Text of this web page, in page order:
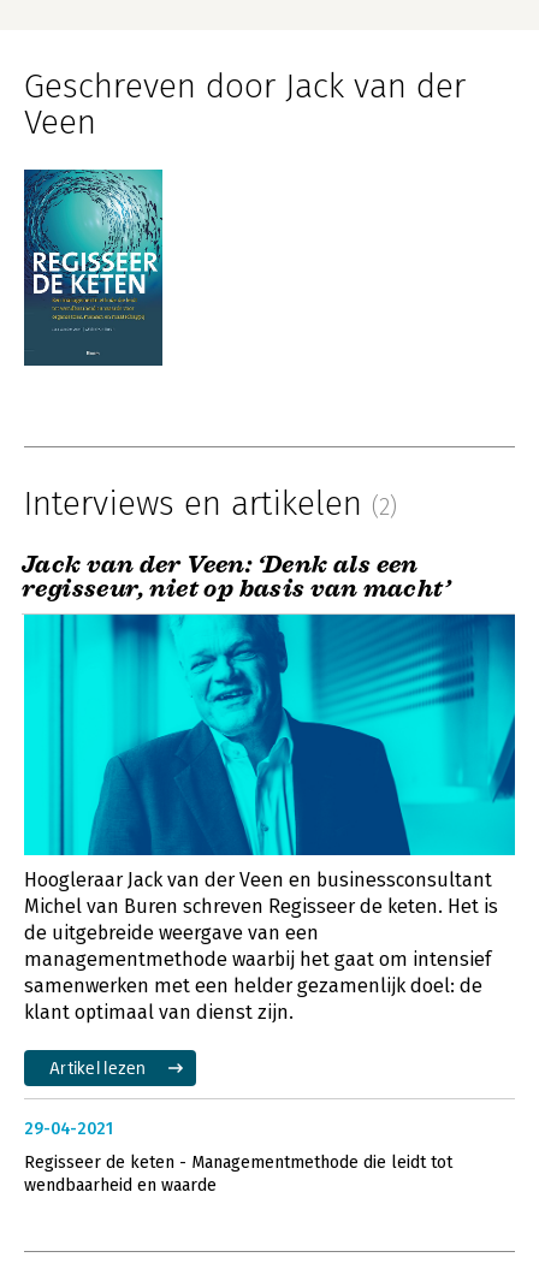
Geschreven door Jack van der
Veen
Interviews en artikelen (2)
Jack van der Veen: ‘Denk als een
regisseur, niet op basis van macht’
Hoogleraar Jack van der Veen en businessconsultant
Michel van Buren schreven Regisseer de keten. Het is
de uitgebreide weergave van een
managementmethode waarbij het gaat om intensief
samenwerken met een helder gezamenlijk doel: de
klant optimaal van dienst zijn.
Artikel lezen
29-04-2021
Regisseer de keten - Managementmethode die leidt tot
wendbaarheid en waarde